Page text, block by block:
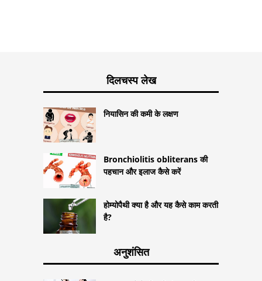
दिलचस्प लेख
नियासिन की कमी के लक्षण
Bronchiolitis obliterans की
पहचान और इलाज कैसे करें
होम्योपैथी क्या है और यह कैसे काम करती
है?
अनुशंसित